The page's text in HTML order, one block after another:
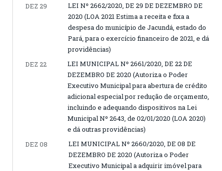
DEZ 29
LEI Nº 2662/2020, DE 29 DE DEZEMBRO DE
2020 (LOA 2021 Estima a receita e fixa a
despesa do município de Jacundá, estado do
Pará, para o exercício financeiro de 2021, e dá
providências)
DEZ 22
LEI MUNICIPAL Nº 2661/2020, DE 22 DE
DEZEMBRO DE 2020 (Autoriza o Poder
Executivo Municipal para abertura de crédito
adicional especial por redução de orçamento,
incluindo e adequando dispositivos na Lei
Municipal Nº 2643, de 02/01/2020 (LOA 2020)
e dá outras providências)
DEZ 08
LEI MUNICIPAL Nº 2660/2020, DE 08 DE
DEZEMBRO DE 2020 (Autoriza o Poder
Executivo Municipal a adquirir imóvel para